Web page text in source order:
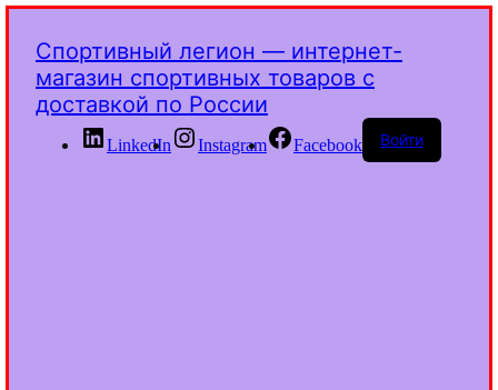
Спортивный легион — интернет-
магазин спортивных товаров с
доставкой по России
LinkedIn Instagram Facebook Войти